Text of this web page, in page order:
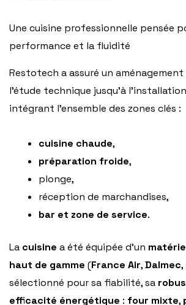
Une cuisine professionnelle pensée
performance et la fluidité
Restotech a assuré un
l’étude technique jusqu’à
intégrant l’ensemble des zones clés :
cuisine chaude,
préparation froide,
plonge,
réception de marchandises,
bar et zone de service.
La cuisine a été équipée d’un
haut de gamme (France Air,Dalmec,
sélectionné pour sa fiabilité, sa
efficacité énergétique : four mixte,